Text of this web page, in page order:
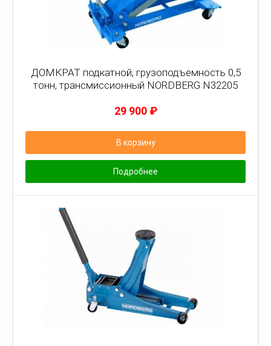
ДОМКРАТ подкатной, грузоподъемность 0,5
тонн, трансмиссионный NORDBERG N32205
29 900 ₽
В корзину
Подробнее